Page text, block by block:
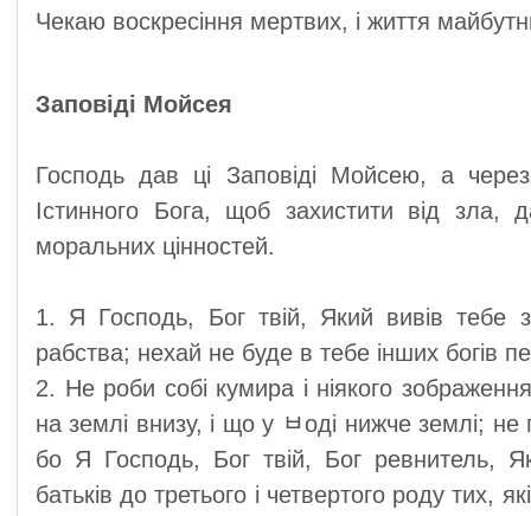
Чекаю воскресіння мертвих, і життя
Заповіді Мойсея
Господь дав ці Заповіді Мойсею, а
Істинного Бога, щоб захистити від зла,
моральних цінностей.
1. Я Господь, Бог твій, Який вивів тебе
рабства; нехай не буде в тебе інших богів
2. Не роби собі кумира і ніякого
на землі внизу, і що у ﾲоді нижче землі; не
бо Я Господь, Бог твій, Бог ревнитель,
батьків до третього і четвертого роду тих,